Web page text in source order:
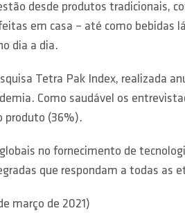
desde produtos tradicionais,
em casa – até como
dia a dia.
Tetra Pak Index, realizada
Como saudável os
produto (36%).
no fornecimento de
que respondam a todas as
março de 2021)